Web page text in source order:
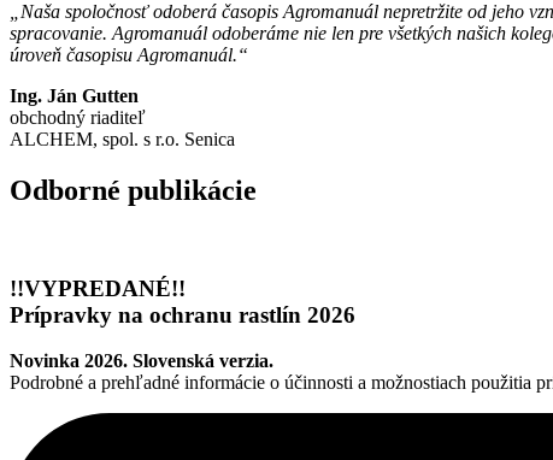
„Naša spoločnosť odoberá časopis Agromanuál nepretržite od jeho
spracovanie. Agromanuál odoberáme nie len pre všetkých našich
úroveň časopisu Agromanuál.“
Ing. Ján Gutten
obchodný riaditeľ
ALCHEM, spol. s r.o. Senica
Odborné publikácie
!!VYPREDANÉ!!
Prípravky na ochranu rastlín 2026
Novinka 2026. Slovenská verzia.
Podrobné a prehľadné informácie o účinnosti a možnostiach použitia